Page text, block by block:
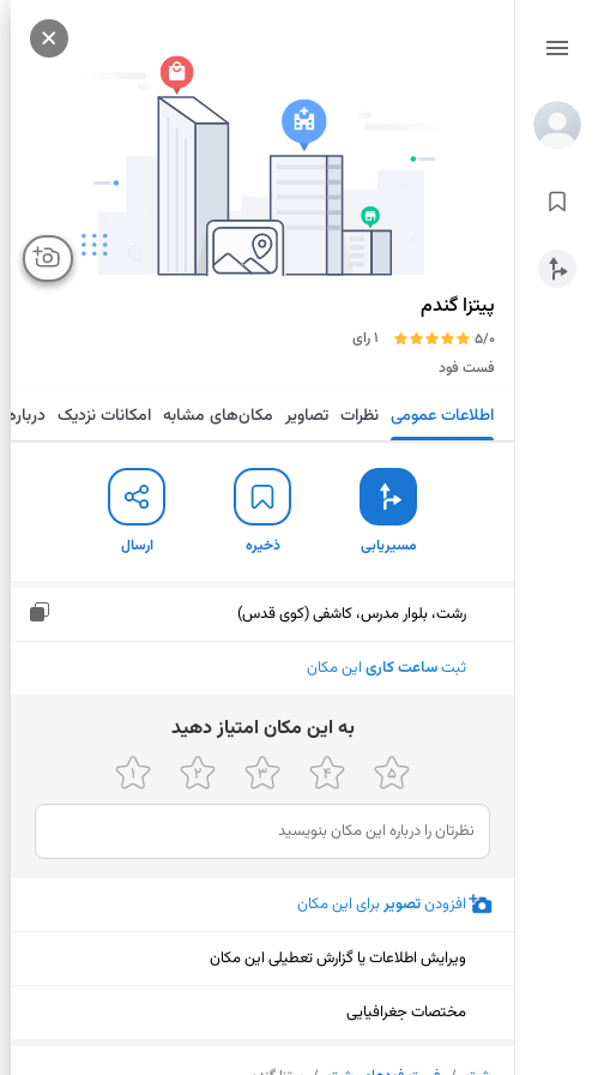
پیتزا گندم
5/0
1 رای
فست فود
اطلاعات عمومی نظرات تصاویر مکان‌های مشابه امکانات نزدیک درباره
مسیریابی ذخیره ارسال
رشت، بلوار مدرس، کاشفی (کوی قدس)
ثبتساعت کاری این مکان
ﺑﻪ اﯾﻦ ﻣﮑﺎن اﻣﺘﯿﺎز دﻫﯿﺪ
افزودنتصویربرای این مکان
ویرایش اطلاعات یا گزارش تعطیلی این مکان
مختصات جغرافیایی